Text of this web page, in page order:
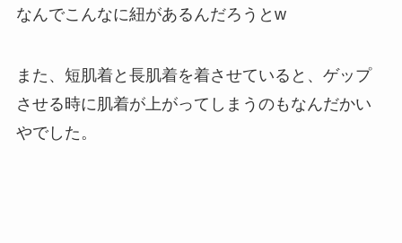
なんでこんなに紐があるんだろうとw
また、短肌着と長肌着を着させていると、ゲップ
させる時に肌着が上がってしまうのもなんだかい
やでした。